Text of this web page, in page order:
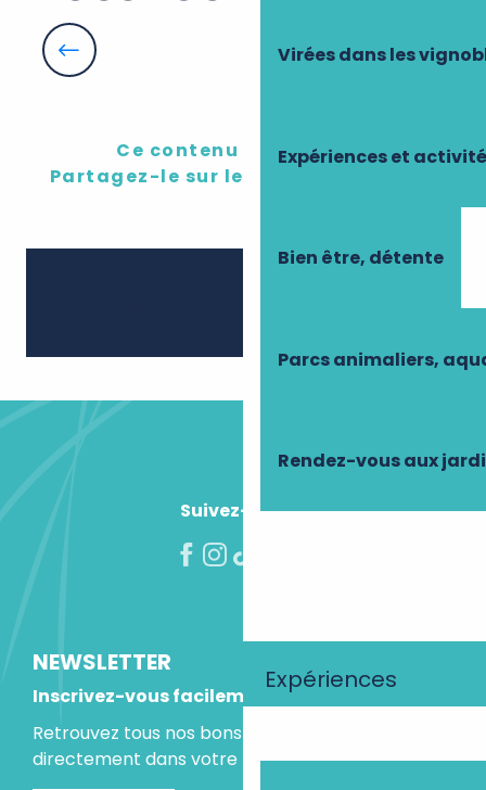
Virées dans les
Expériences et
Bien être, détente
Parcs animaliers,
Rendez-vous aux
Expériences
Visite thématique : L'orgue Skinner
La foire aux Rillons : direction l'Irlande
PLEIN PHARE
Plein les yeux au château de Gizeux
Ce contenu vous a plu ?
Partagez-le sur les réseau sociaux !
Suivez-nous !
NEWSLETTER
Inscrivez-vous facilement
Retrouvez tous nos bons plans et idées séjours
directement dans votre boite mail.